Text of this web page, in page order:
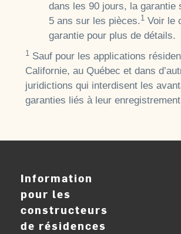
dans les 90 jours, la garantie
5 ans sur les pièces.1Voir le
garantie pour plus de détails.
1Sauf pour les applications
Californie, au Québec et dans
juridictions qui interdisent les
garanties liés à leur
Information
pour les
constructeurs
de résidences